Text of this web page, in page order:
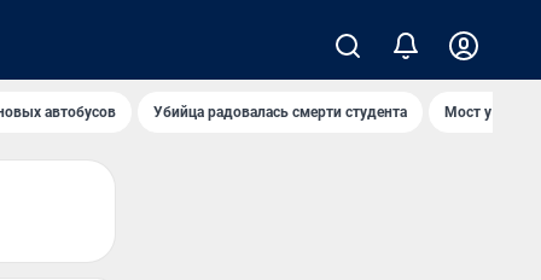
автобусов Убийца радовалась смерти студента Мост у